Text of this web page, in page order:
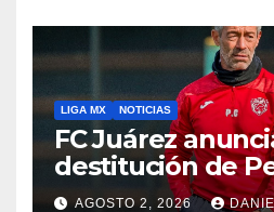
LIGA MX NOTICIAS
FC Juárez
destitución de
Caixinha
AGOSTO 2, 2026